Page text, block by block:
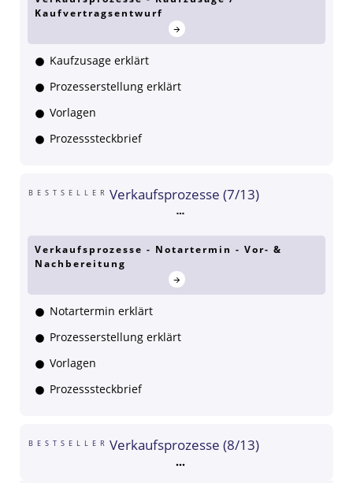
Kaufvertragsentwurf
Kaufzusage erklärt
Prozesserstellung erklärt
Vorlagen
Prozesssteckbrief
BESTSELLER Verkaufsprozesse (7/13)
Verkaufsprozesse - Notartermin - Vor- &
Nachbereitung
Notartermin erklärt
Prozesserstellung erklärt
Vorlagen
Prozesssteckbrief
BESTSELLER Verkaufsprozesse (8/13)